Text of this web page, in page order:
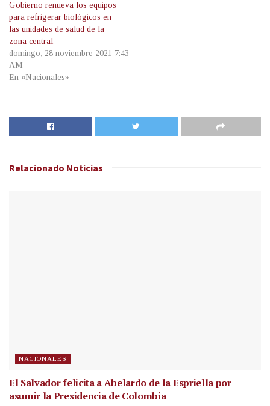
Gobierno renueva los equipos
para refrigerar biológicos en
las unidades de salud de la
zona central
domingo, 28 noviembre 2021 7:43
AM
En «Nacionales»
Relacionado Noticias
NACIONALES
El Salvador felicita a Abelardo de la Espriella por
asumir la Presidencia de Colombia